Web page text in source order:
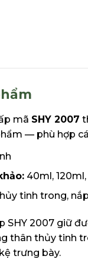
mã SHY 2007
— phù hợp
40ml,
tinh trong,
SHY 2007 giữ
thân thủy tinh
trưng bày.